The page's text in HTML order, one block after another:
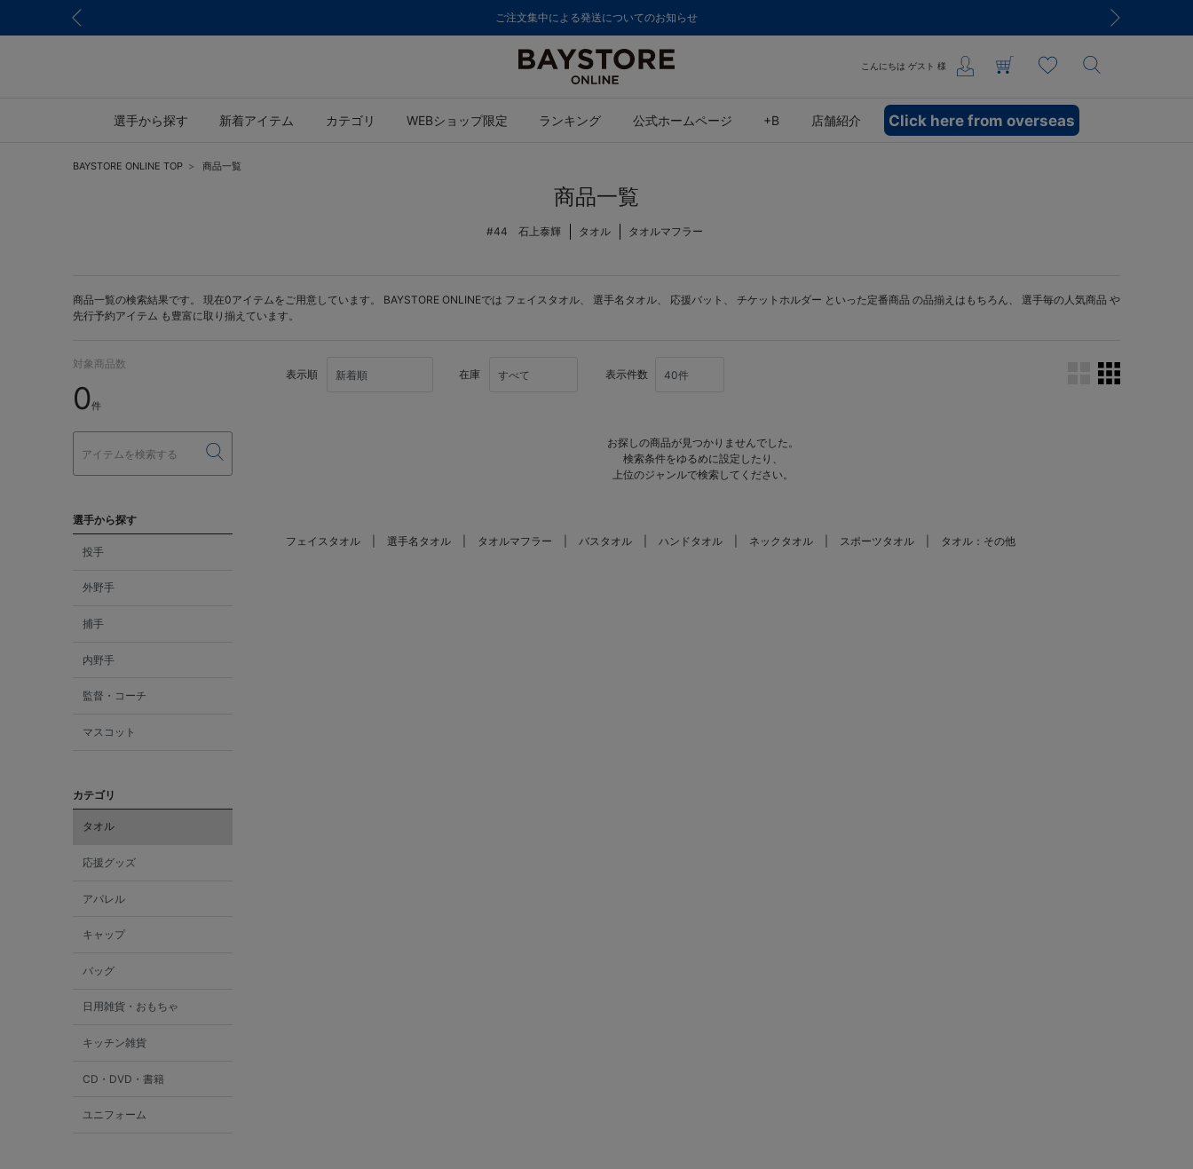
ご注文集中による発送についてのお知らせ
こんにちは ゲスト 様
選手から探す 新着アイテム カテゴリ WEBショップ限定 ランキング 公式ホームページ +B 店舗紹介 Click here from overseas
BAYSTORE ONLINE TOP 商品一覧
商品一覧
#44 石上泰輝 タオル タオルマフラー
商品一覧の検索結果です。 現在0アイテムをご用意しています。 BAYSTORE ONLINEでは フェイスタオル、 選手名タオル、 応援バット 、 チケットホルダー といった定番商品 の品揃えはもちろん、 選手毎の人気商品 や
先行予約アイテム も豊富に取り揃えています。
対象商品数
0件
選手から探す
投手
外野手
捕手
内野手
監督・コーチ
マスコット
カテゴリ
タオル
応援グッズ
アパレル
キャップ
バッグ
日用雑貨・おもちゃ
キッチン雑貨
CD・DVD・書籍
ユニフォーム
表示順 在庫 表示件数
お探しの商品が見つかりませんでした。
検索条件をゆるめに設定したり、
上位のジャンルで検索してください。
フェイスタオル 選手名タオル タオルマフラー バスタオル ハンドタオル ネックタオル スポーツタオル タオル：その他